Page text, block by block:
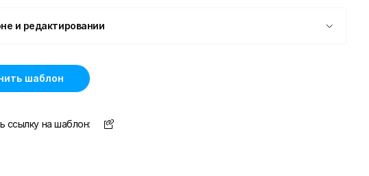
и редактировании
шаблон
ссылку на шаблон: